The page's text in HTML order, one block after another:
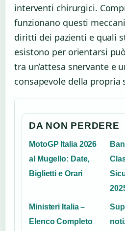
interventi chirurgici.
funzionano questi
diritti dei pazienti e quali
esistono per orientarsi
tra un’attesa snervante e
consapevole della propria
DA NON PERDERE
MotoGP Italia 2026
al Mugello: Date,
Biglietti e Orari
Ministeri Italia –
Elenco Completo